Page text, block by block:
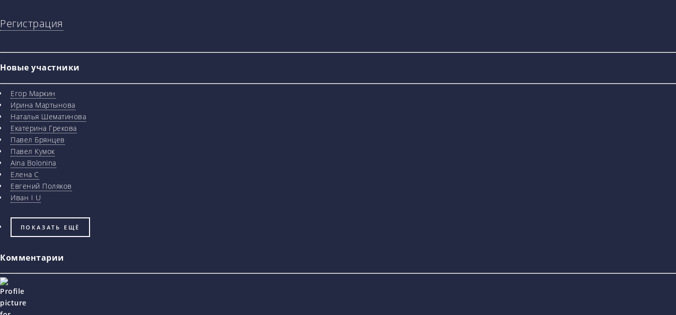
Регистрация
Новые участники
Егор Маркин
Ирина Мартынова
Наталья Шематинова
Екатерина Грекова
Павел Брянцев
Павел Кумок
Aina Bolonina
Елена С
Евгений Поляков
Иван I U
ПОКАЗАТЬ ЕЩЁ
Комментарии